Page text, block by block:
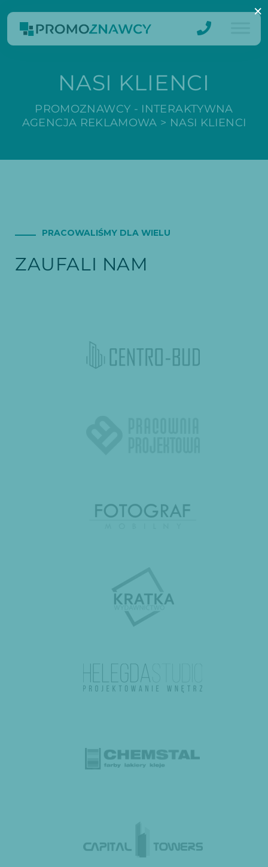
NASI KLIENCI
PROMOZNAWCY - INTERAKTYWNA
AGENCJA REKLAMOWA > NASI KLIENCI
PRACOWALIŚMY DLA WIELU
ZAUFALI NAM
×